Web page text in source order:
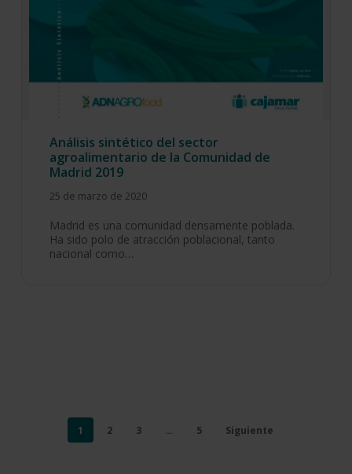
Análisis sintético del sector
agroalimentario de la Comunidad de
Madrid 2019
25 de marzo de 2020
Madrid es una comunidad densamente poblada.
Ha sido polo de atracción poblacional, tanto
nacional como…
1 2 3 … 5 Siguiente